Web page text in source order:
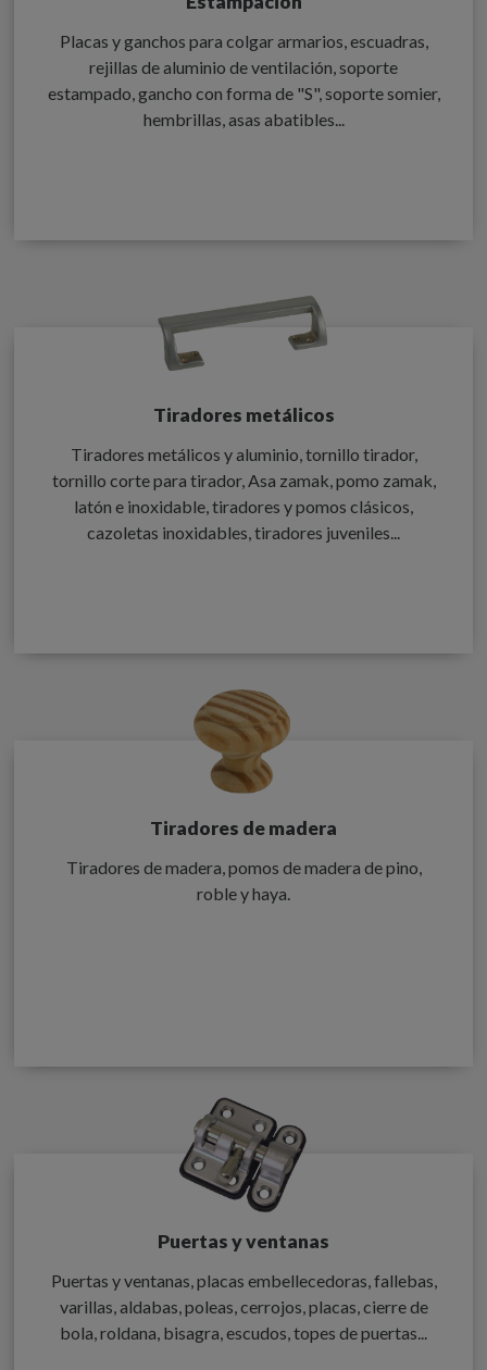
Placas y ganchos para colgar armarios, escuadras,
rejillas de aluminio de ventilación, soporte
estampado, gancho con forma de "S", soporte somier,
hembrillas, asas abatibles...
Tiradores metálicos
Tiradores metálicos y aluminio, tornillo tirador,
tornillo corte para tirador, Asa zamak, pomo zamak,
latón e inoxidable, tiradores y pomos clásicos,
cazoletas inoxidables, tiradores juveniles...
Tiradores de madera
Tiradores de madera, pomos de madera de pino,
roble y haya.
Puertas y ventanas
Puertas y ventanas, placas embellecedoras, fallebas,
varillas, aldabas, poleas, cerrojos, placas, cierre de
bola, roldana, bisagra, escudos, topes de puertas...